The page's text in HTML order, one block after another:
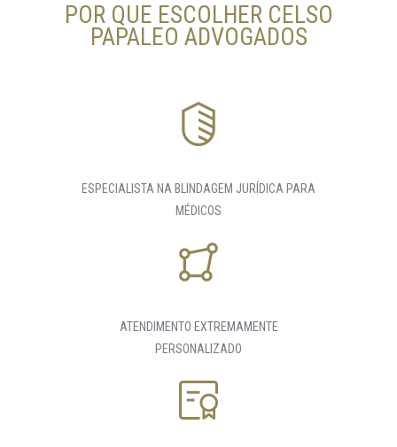
POR QUE ESCOLHER CELSO
PAPALEO ADVOGADOS
ESPECIALISTA NA BLINDAGEM JURÍDICA PARA
MÉDICOS
ATENDIMENTO EXTREMAMENTE
PERSONALIZADO